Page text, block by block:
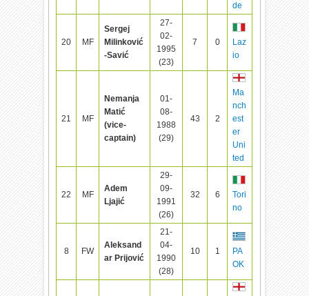
de
20 MF
Sergej
Milinković
-Savić
27-
02-
1995
(23)
7 0
Laz
io
21 MF
Nemanja
Matić
(vice-
captain)
01-
08-
1988
(29)
43 2
Ma
nch
est
er
Uni
ted
22 MF
Adem
Ljajić
29-
09-
1991
(26)
32 6
Tori
no
8 FW
Aleksand
ar Prijović
21-
04-
1990
(28)
10 1
PA
OK